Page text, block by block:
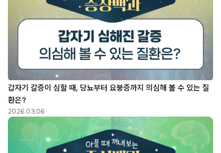
갑자기 갈증이 심할 때, 당뇨부터 요붕증까지 의심해 볼 수 있는 질
환은?
2026.03.06